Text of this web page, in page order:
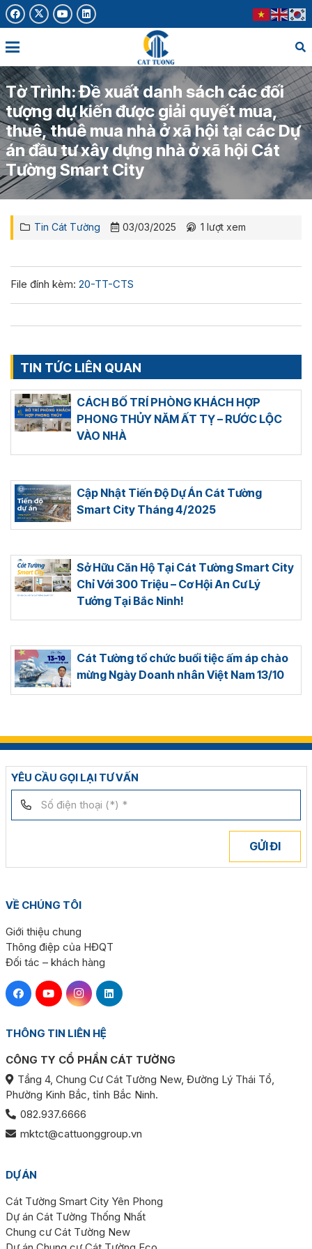
Tờ Trình: Đề xuất danh sách các đối
tượng dự kiến được giải quyết mua,
thuê, thuê mua nhà ở xã hội tại các Dự
án đầu tư xây dựng nhà ở xã hội Cát
Tường Smart City
Tin Cát Tường 03/03/2025 1 lượt xem
File đính kèm: 20-TT-CTS
TIN TỨC LIÊN QUAN
CÁCH BỐ TRÍ PHÒNG KHÁCH HỢP
PHONG THỦY NĂM ẤT TỴ – RƯỚC LỘC
VÀO NHÀ
Cập Nhật Tiến Độ Dự Án Cát Tường
Smart City Tháng 4/2025
Sở Hữu Căn Hộ Tại Cát Tường Smart City
Chỉ Với 300 Triệu – Cơ Hội An Cư Lý
Tưởng Tại Bắc Ninh!
Cát Tường tổ chức buổi tiệc ấm áp chào
mừng Ngày Doanh nhân Việt Nam 13/10
YÊU CẦU GỌI LẠI TƯ VẤN
GỬI ĐI
VỀ CHÚNG TÔI
Giới thiệu chung
Thông điệp của HĐQT
Đối tác – khách hàng
THÔNG TIN LIÊN HỆ
CÔNG TY CỔ PHẦN CÁT TƯỜNG
Tầng 4, Chung Cư Cát Tường New, Đường Lý Thái Tổ,
Phường Kinh Bắc, tỉnh Bắc Ninh.
082.937.6666
mktct@cattuonggroup.vn
DỰ ÁN
Cát Tường Smart City Yên Phong
Dự án Cát Tường Thống Nhất
Chung cư Cát Tường New